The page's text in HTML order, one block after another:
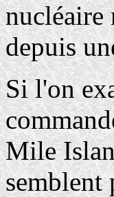
nucléaire
depuis
Si l'on
Mile
semblent